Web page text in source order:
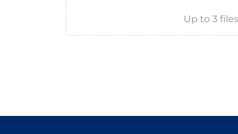
Up to 3